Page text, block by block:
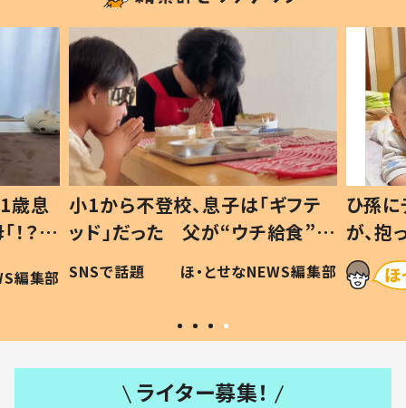
歳息
？」
編集部
小1から不登校、息子は「ギフテ
ッド」だった 父が“ウチ給食”を
作り続ける理由とは #令和の親
#令和の子
SNSで話題 ほ・とせなNEWS編集部
ひ孫
が、
「涙が
い」
ライター募集！